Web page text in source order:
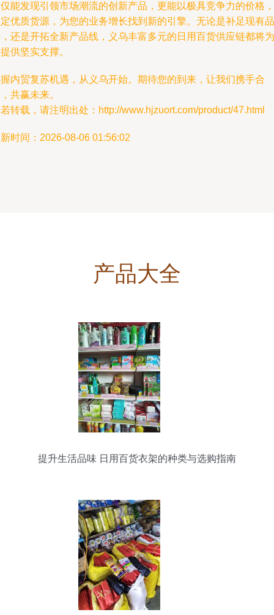
能发现引领市场潮流的创新产品，更能以极具竞争力的价格，
优质货源，为您的业务增长找到新的引擎。无论是补足现有品
还是开拓全新产品线，义乌丰富多元的日用百货供应链都将为
供坚实支撑。
内贸复苏机遇，从义乌开始。期待您的到来，让我们携手合
共赢未来。
转载，请注明出处：http://www.hjzuort.com/product/47.html
时间：2026-08-06 01:56:02
产品大全
提升生活品味 日用百货衣架的种类与选购指南